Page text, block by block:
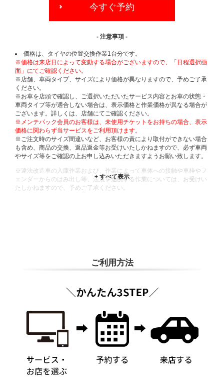
今すぐ予約
- 注意事項 -
価格は、タイヤの位置交換作業1台分です。
※価格は来店日によって変動する場合がございますので、「日程選択画
面」にてご確認ください。
※店舗、車両タイプ、サイズにより価格が異なりますので、予めご了承
ください。
※お車を店頭で確認し、ご選択いただいたサービス内容とお車の状態・
車両タイプ等が適合しない場合は、表示価格と作業価格が異なる場合が
ございます。詳しくは、店舗にてご確認ください。
※メンテパック会員のお客様は、未使用チケットをお持ちの場合、表示
価格に関わらず当サービスをご利用頂けます。
※ご注文時のサイズ間違いなど、お客様の責により取付ができない場合
も含め、商品の交換、返品返金等お受けいたしかねますので、必ず車両
やサイズ等をご確認の上お申し込みいただきますようお願い致します。
※違法改造車の入庫作業および、作業によって車体への接触や車枠やフ
ェンダーからのはみ出し等、法規を逸脱する作業については、お受けい
たしかねますので、予めご了承ください。
ご利用方法